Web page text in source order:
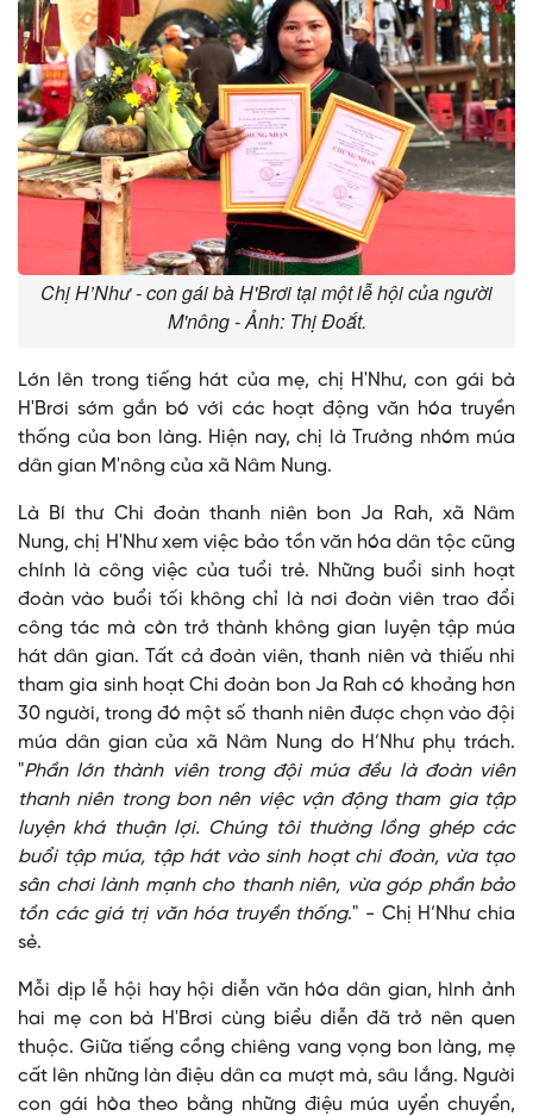
Chị H’Như - con gái bà H'Brơi tại một lễ hội của người
M'nông - Ảnh: Thị Đoắt.
Lớn lên trong tiếng hát của mẹ, chị H'Như, con gái bà
H'Brơi sớm gắn bó với các hoạt động văn hóa truyền
thống của bon làng. Hiện nay, chị là Trưởng nhóm múa
dân gian M'nông của xã Nâm Nung.
Là Bí thư Chi đoàn thanh niên bon Ja Rah, xã Nâm
Nung, chị H'Như xem việc bảo tồn văn hóa dân tộc cũng
chính là công việc của tuổi trẻ. Những buổi sinh hoạt
đoàn vào buổi tối không chỉ là nơi đoàn viên trao đổi
công tác mà còn trở thành không gian luyện tập múa
hát dân gian. Tất cả đoàn viên, thanh niên và thiếu nhi
tham gia sinh hoạt Chi đoàn bon Ja Rah có khoảng hơn
30 người, trong đó một số thanh niên được chọn vào đội
múa dân gian của xã Nâm Nung do H’Như phụ trách.
"Phần lớn thành viên trong đội múa đều là đoàn viên
thanh niên trong bon nên việc vận động tham gia tập
luyện khá thuận lợi. Chúng tôi thường lồng ghép các
buổi tập múa, tập hát vào sinh hoạt chi đoàn, vừa tạo
sân chơi lành mạnh cho thanh niên, vừa góp phần bảo
tồn các giá trị văn hóa truyền thống." - Chị H’Như chia
sẻ.
Mỗi dịp lễ hội hay hội diễn văn hóa dân gian, hình ảnh
hai mẹ con bà H'Brơi cùng biểu diễn đã trở nên quen
thuộc. Giữa tiếng cồng chiêng vang vọng bon làng, mẹ
cất lên những làn điệu dân ca mượt mà, sâu lắng. Người
con gái hòa theo bằng những điệu múa uyển chuyển,